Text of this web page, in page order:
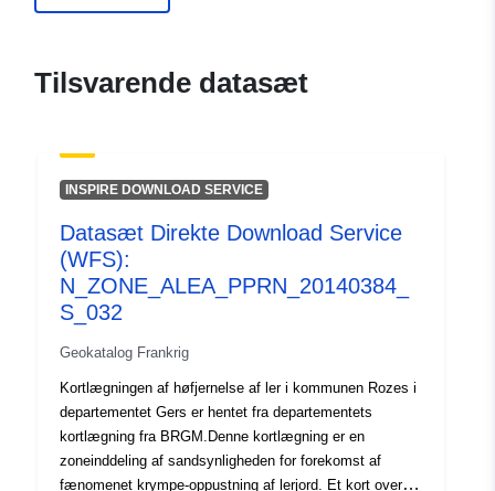
d931-458c-91bf-
120066022-srv-9849c452-953f-
4cc0-be2f-263a454f8855
Type:
http://inspire.ec.europa.eu/
Tilsvarende datasæt
INSPIRE DOWNLOAD SERVICE
Datasæt Direkte Download Service
(WFS):
N_ZONE_ALEA_PPRN_20140384_
S_032
Geokatalog Frankrig
Kortlægningen af høfjernelse af ler i kommunen Rozes i
departementet Gers er hentet fra departementets
kortlægning fra BRGM.Denne kortlægning er en
zoneinddeling af sandsynligheden for forekomst af
fænomenet krympe-oppustning af lerjord. Et kort over